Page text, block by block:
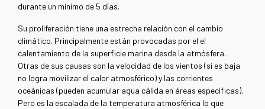
durante un mínimo de 5 días.
Su proliferación tiene una estrecha relación con el cambio
climático. Principalmente están provocadas por el el
calentamiento de la superficie marina desde la atmósfera.
Otras de sus causas son la velocidad de los vientos (si es baja
no logra movilizar el calor atmosférico) y las corrientes
oceánicas (pueden acumular agua cálida en áreas específicas).
Pero es la escalada de la temperatura atmosférica lo que